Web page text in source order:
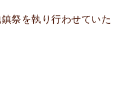
祭を執り行わせていた